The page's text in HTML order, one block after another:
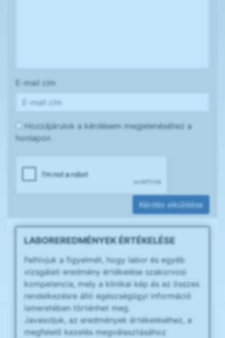
E-mail cím
Hozzájárulok a kérdésem megjelenéséhez a
honlapon
Kérdés elküldése
LABOREREDMÉNYEK ÉRTÉKELÉSE
Felhívjuk a figyelmét, hogy labor és egyéb
vizsgálati eredmény értékelése szakorvosi
kompetencia, mely a klinikai kép és az összes
rendelkezésre álló egészségügyi információ
ismeretében történhet meg.
Javasoljuk, az eredmények értékeléséhez, a
megfelelő kezelés megválasztásához